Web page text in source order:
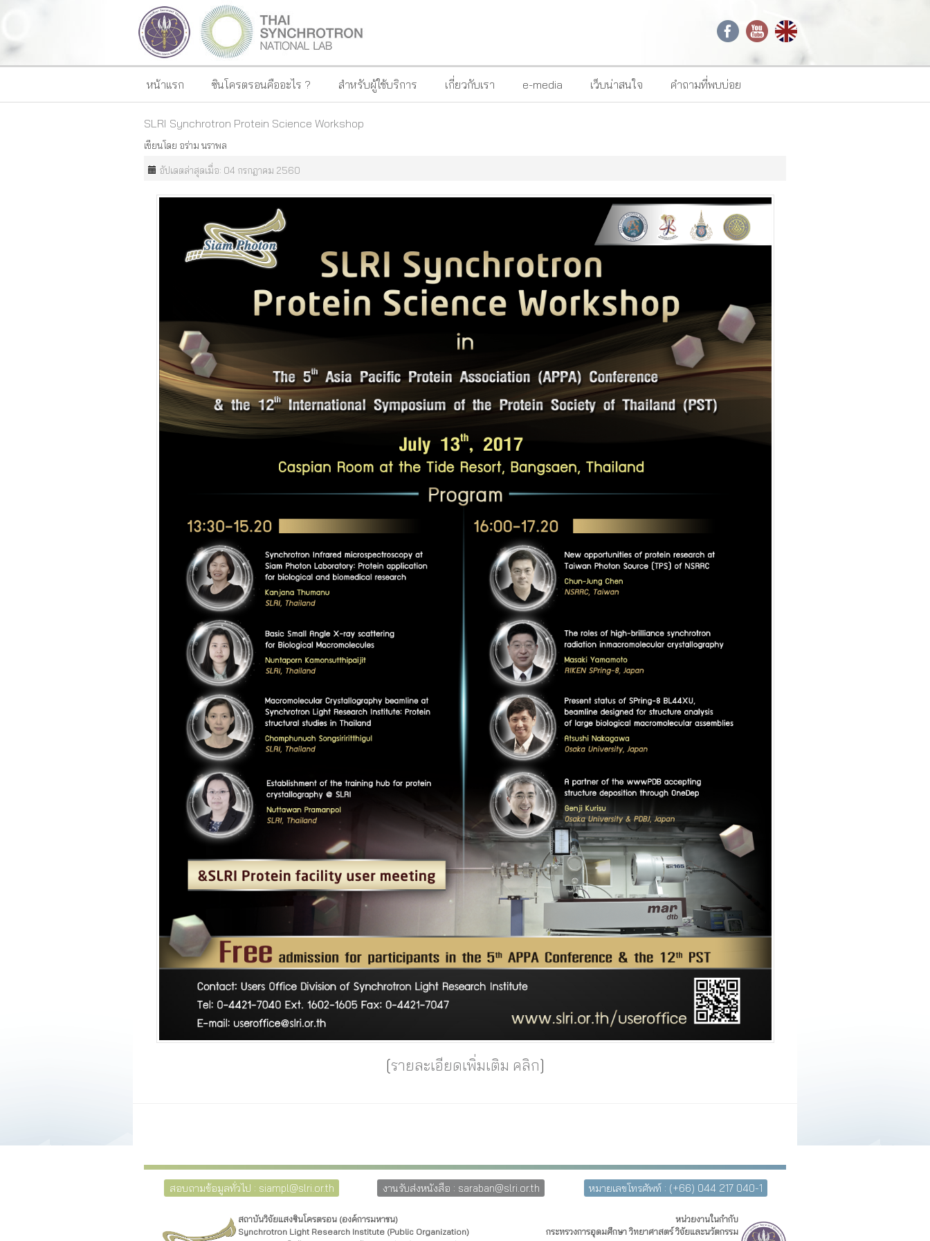
หน้าแรก ซินโครตรอนคืออะไร ? สำหรับผู้ใช้บริการ เกี่ยวกับเรา e-media เว็บน่าสนใจ คำถามที่พบบ่อย
SLRI Synchrotron Protein Science Workshop
เขียนโดย อร่าม นราพล
อัปเดตล่าสุดเมื่อ: 04 กรกฎาคม 2560
[รายละเอียดเพิ่มเติม คลิก]
สอบถามข้อมูลทั่วไป : siampl@slri.or.th งานรับส่งหนังสือ : saraban@slri.or.th หมายเลขโทรศัพท์ : (+66) 044 217 040-1
สถาบันวิจัยแสงซินโครตรอน (องค์การมหาชน)
Synchrotron Light Research Institute (Public Organization)
หน่วยงานในกำกับ
กระทรวงการอุดมศึกษา วิทยาศาสตร์ วิจัยและนวัตกรรม